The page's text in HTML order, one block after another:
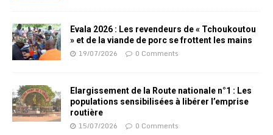
Evala 2026 : Les revendeurs de « Tchoukoutou
» et de la viande de porc se frottent les mains
19/07/2026 0 Comments
Elargissement de la Route nationale n°1 : Les
populations sensibilisées à libérer l’emprise
routière
15/07/2026 0 Comments